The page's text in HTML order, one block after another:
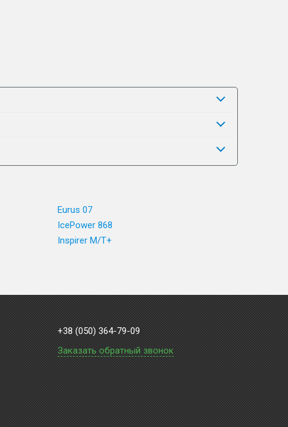
Eurus 07
IcePower 868
Inspirer M/T+
+38 (050) 364-79-09
Заказать обратный звонок